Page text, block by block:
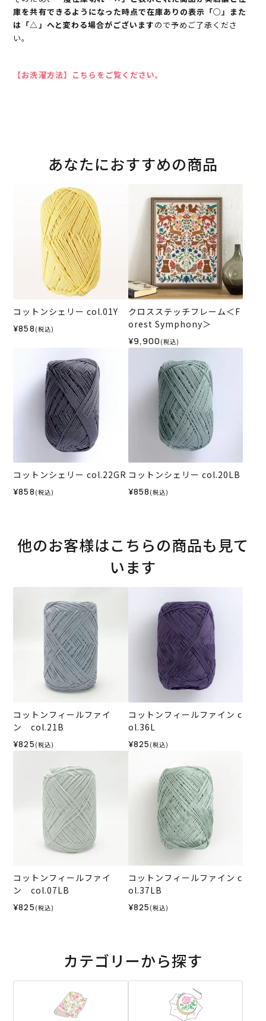
庫を共有できるようになった時点で在庫ありの表示「○」また
は「△」へと変わる場合がございますので予めご了承くださ
い。
【お洗濯方法】こちらをご覧ください。
あなたにおすすめの商品
コットンシェリー col.01Y
¥858 (税込)
クロスステッチフレーム＜F
orest Symphony＞
¥9,900 (税込)
コットンシェリー col.22GR
¥858 (税込)
コットンシェリー col.20LB
¥858 (税込)
他のお客様はこちらの商品も見て
います
コットンフィールファイ
ン col.21B
¥825 (税込)
コットンフィールファイン c
ol.36L
¥825 (税込)
コットンフィールファイ
ン col.07LB
¥825 (税込)
コットンフィールファイン c
ol.37LB
¥825 (税込)
カテゴリーから探す